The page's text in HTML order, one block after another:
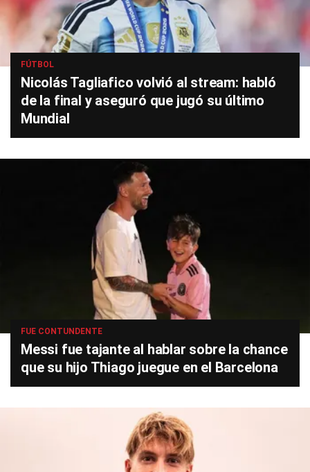
FÚTBOL
Nicolás Tagliafico volvió al stream: habló
de la final y aseguró que jugó su último
Mundial
FUE CONTUNDENTE
Messi fue tajante al hablar sobre la chance
que su hijo Thiago juegue en el Barcelona